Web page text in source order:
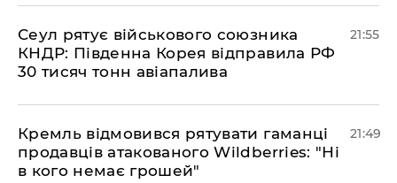
​Сеул рятує військового союзника
КНДР: Південна Корея відправила РФ
30 тисяч тонн авіапалива
21:55
​Кремль відмовився рятувати гаманці
продавців атакованого Wildberries: "Ні
в кого немає грошей"
21:49